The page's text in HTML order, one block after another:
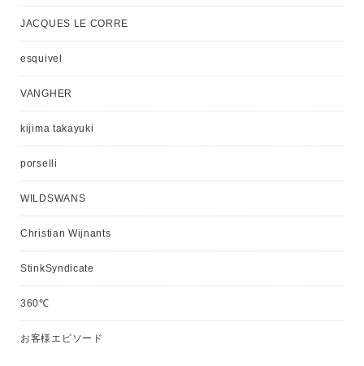
JACQUES LE CORRE
esquivel
VANGHER
kijima takayuki
porselli
WILDSWANS
Christian Wijnants
StinkSyndicate
360℃
お客様エピソード